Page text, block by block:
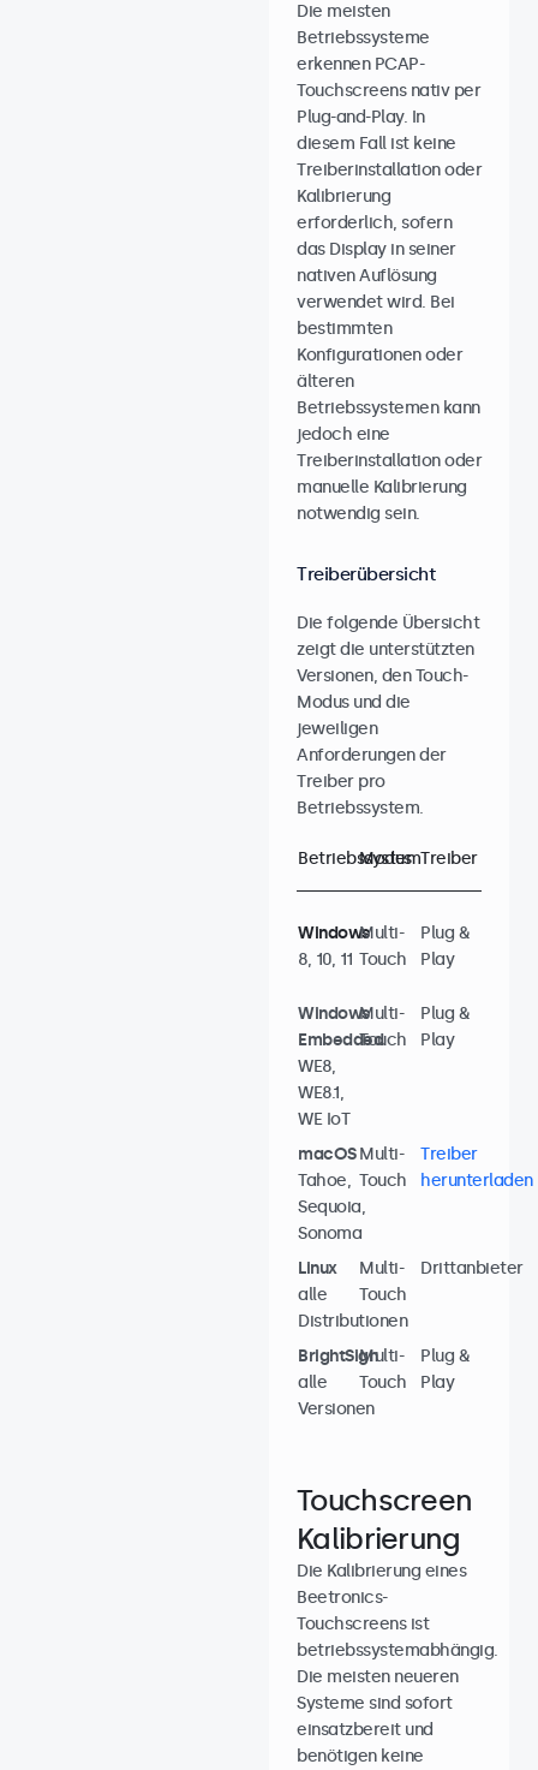
Die meisten
Betriebssysteme
erkennen PCAP-
Touchscreens nativ per
Plug-and-Play. In
diesem Fall ist keine
Treiberinstallation oder
Kalibrierung
erforderlich, sofern
das Display in seiner
nativen Auflösung
verwendet wird. Bei
bestimmten
Konfigurationen oder
älteren
Betriebssystemen kann
jedoch eine
Treiberinstallation oder
manuelle Kalibrierung
notwendig sein.
Treiberübersicht
Die folgende Übersicht
zeigt die unterstützten
Versionen, den Touch-
Modus und die
jeweiligen
Anforderungen der
Treiber pro
Betriebssystem.
Betriebssystem
Modus Treiber
Windows
8, 10, 11
Multi-
Touch
Plug &
Play
Windows
Embedded
WE8,
WE8.1,
WE IoT
Multi-
Touch
Plug &
Play
macOS
Tahoe,
Sequoia,
Sonoma
Multi-
Touch
Treiber
herunterladen
Linux
alle
Distributionen
Multi-
Touch
Drittanbieter
BrightSign
alle
Versionen
Multi-
Touch
Plug &
Play
Touchscreen
Kalibrierung
Die Kalibrierung eines
Beetronics-
Touchscreens ist
betriebssystemabhängig.
Die meisten neueren
Systeme sind sofort
einsatzbereit und
benötigen keine